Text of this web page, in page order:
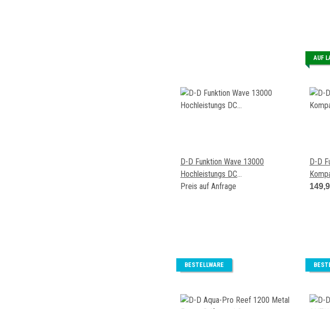
D-D Funktion Wave 13000
Hochleistungs DC
Strömungspumpe, 13.000 l/h, 30 W
Preis auf Anfrage
AUF
D-D
mit
BESTELLWARE